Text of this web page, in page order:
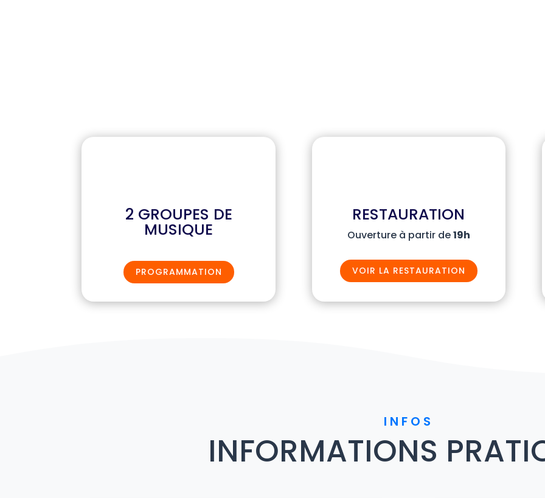
2 GROUPES DE
MUSIQUE
PROGRAMMATION
RESTAURATION
Ouverture à partir de19h
VOIR LA RESTAURATION
INFOS
INFORMATIONS